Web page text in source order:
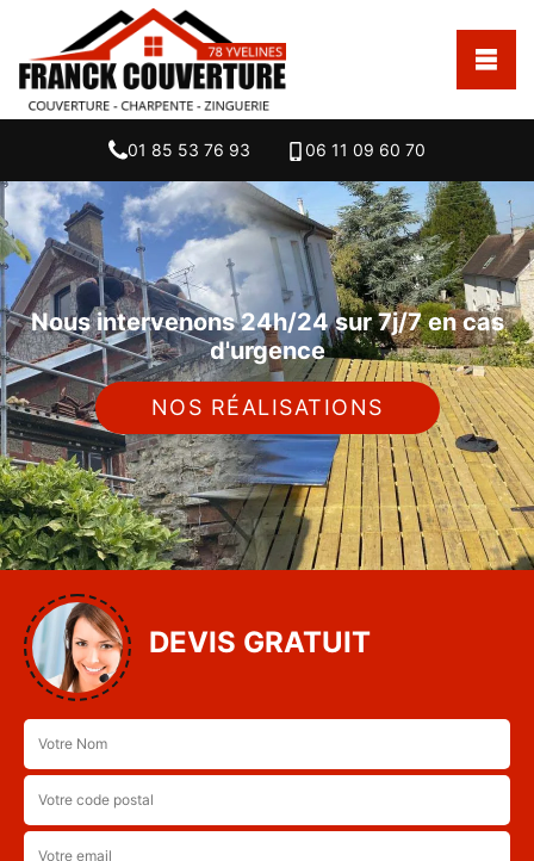
01 85 53 76 93 06 11 09 60 70
Nous intervenons 24h/24 sur 7j/7 en cas
d'urgence
NOS RÉALISATIONS
DEVIS GRATUIT